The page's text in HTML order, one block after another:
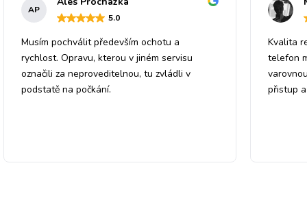
AP
5.0
Musím pochválit především ochotu a
rychlost. Opravu, kterou v jiném servisu
označili za neproveditelnou, tu zvládli v
podstatě na počkání.
Kvalita
telefon
přistup